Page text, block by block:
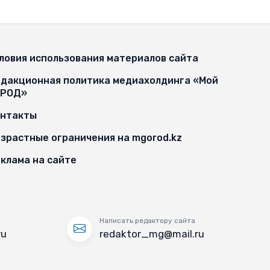
использования материалов сайта
политика медиахолдинга «Мой
ограничения на mgorod.kz
на сайте
Написать редактору сайта
redaktor_mg@mail.ru